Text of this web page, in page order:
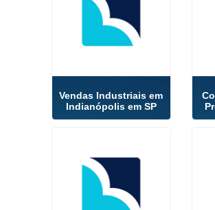
Vendas Industriais em
Indianópolis em SP